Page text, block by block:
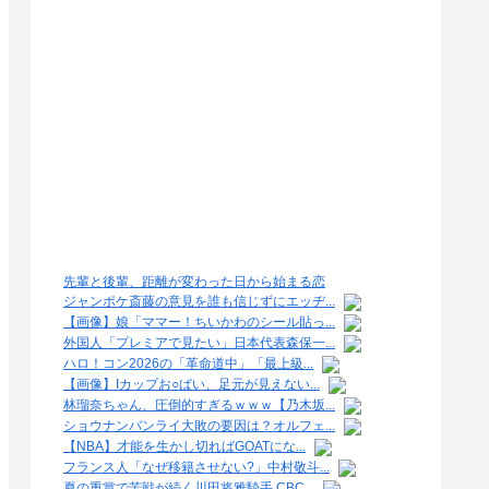
先輩と後輩、距離が変わった日から始まる恋
ジャンポケ斎藤の意見を誰も信じずにエッヂ...
【画像】娘「ママー！ちいかわのシール貼っ...
外国人「プレミアで見たい」日本代表森保一...
ハロ！コン2026の「革命道中」「最上級...
【画像】Iカップお○ぱい、足元が見えない...
林瑠奈ちゃん、圧倒的すぎるｗｗｗ【乃木坂...
ショウナンバンライ大敗の要因は？オルフェ...
【NBA】才能を生かし切ればGOATにな...
フランス人「なぜ移籍させない?」中村敬斗...